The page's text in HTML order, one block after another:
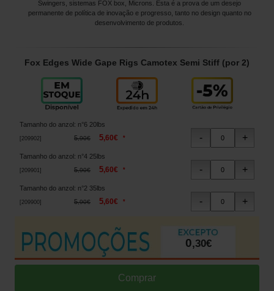
Swingers, sistemas FOX box, Microns. Esta é a prova de um desejo
permanente de política de inovação e progresso, tanto no design quanto no
desenvolvimento de produtos.
Fox Edges Wide Gape Rigs Camotex Semi Stiff (por 2)
Tamanho do anzol : n°6 20lbs
209902] 5,90€ 5,60€ *
Tamanho do anzol : n°4 25lbs
209901 ] 5,90€ 5,60€ *
Tamanho do anzol : n°2 35lbs
209900] 5,90€ 5,60€ *
0,30€